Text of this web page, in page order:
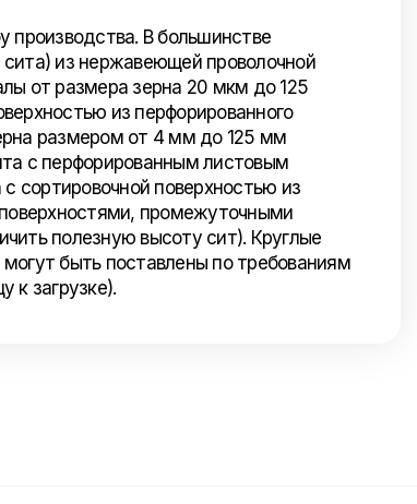
производства. В большинстве
из нержавеющей проволочной
от размера зерна 20 мкм до 125
из перфорированного
размером от 4 мм до 125 мм
с перфорированным листовым
сортировочной поверхностью из
промежуточными
полезную высоту сит). Круглые
быть поставлены по требованиям
к загрузке).